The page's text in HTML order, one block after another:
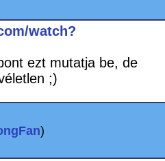
watch?
ezt mutatja be, de
;)
)